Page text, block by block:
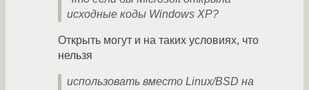
исходные коды Windows XP?
Открыть могут и на таких условиях, что
нельзя
использовать вместо Linux/BSD на